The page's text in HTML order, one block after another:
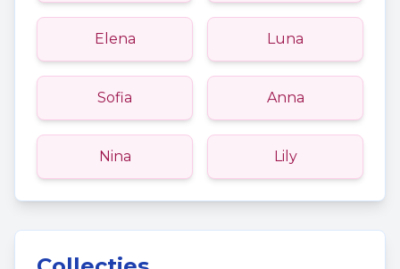
Elena Luna
Sofia Anna
Nina Lily